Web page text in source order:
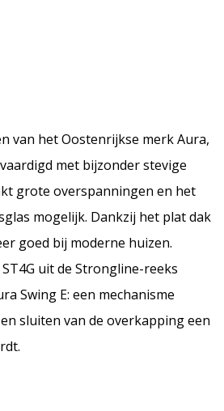
van het Oostenrijkse merk Aura,
met bijzonder stevige
grote overspanningen en het
mogelijk. Dankzij het plat dak
goed bij moderne huizen.
uit de Strongline-reeks
Swing E: een mechanisme
sluiten van de overkapping een